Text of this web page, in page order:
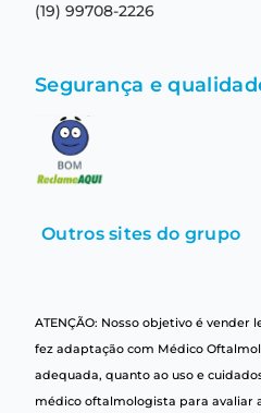
(19) 99708-2226
Segurança e
Outros sites do grupo
ATENÇÃO: Nosso objetivo é
fez adaptação com Médico
adequada, quanto ao uso e
médico oftalmologista para avaliar